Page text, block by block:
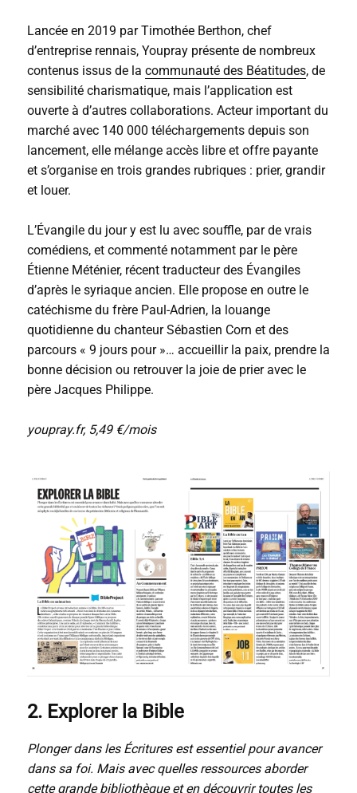
Lancée en 2019 par Timothée Berthon, chef
d’entreprise rennais, Youpray présente de nombreux
contenus issus de la communauté des Béatitudes, de
sensibilité charismatique, mais l’application est
ouverte à d’autres collaborations. Acteur important du
marché avec 140 000 téléchargements depuis son
lancement, elle mélange accès libre et offre payante
et s’organise en trois grandes rubriques : prier, grandir
et louer.
L’Évangile du jour y est lu avec souffle, par de vrais
comédiens, et commenté notamment par le père
Étienne Méténier, récent traducteur des Évangiles
d’après le syriaque ancien. Elle propose en outre le
catéchisme du frère Paul-Adrien, la louange
quotidienne du chanteur Sébastien Corn et des
parcours « 9 jours pour »… accueillir la paix, prendre la
bonne décision ou retrouver la joie de prier avec le
père Jacques Philippe.
youpray.fr, 5,49 €/mois
2. Explorer la Bible
Plonger dans les Écritures est essentiel pour avancer
dans sa foi. Mais avec quelles ressources aborder
cette grande bibliothèque et en découvrir toutes les